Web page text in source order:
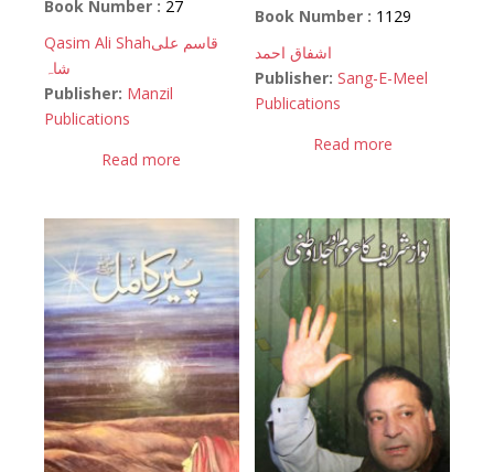
Book Number : 27
Qasim Ali Shahقاسم علی
شاہ
Publisher: Manzil
Publications
Read more
Book Number : 1129
اشفاق احمد
Publisher: Sang-E-Meel
Publications
Read more